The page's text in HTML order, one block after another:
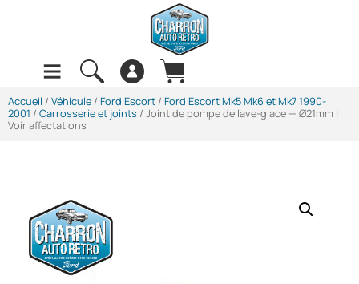
Accueil / Véhicule / Ford Escort / Ford Escort Mk5 Mk6 et Mk7 1990-
2001 / Carrosserie et joints / Joint de pompe de lave-glace — Ø21mm |
Voir affectations